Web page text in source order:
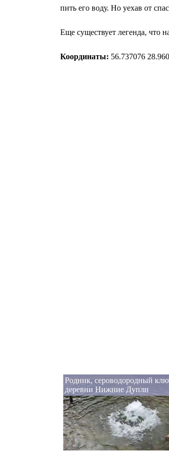
пить его воду. Но уехав от
Еще существует легенда, что
Координаты: 56.737076
Родник, сероводородный
деревни Нижние Дупли